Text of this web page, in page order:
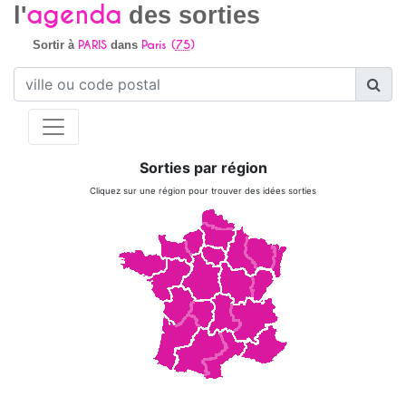
l'agenda des sorties
Sortir à PARISdans Paris (75)
Sorties par région
Cliquez sur une région pour trouver des idées sorties